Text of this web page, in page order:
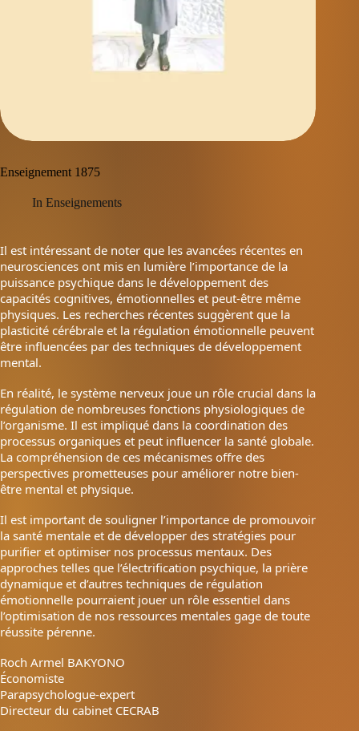
Enseignement 1875
In Enseignements
Il est intéressant de noter que les avancées récentes en
neurosciences ont mis en lumière l’importance de la
puissance psychique dans le développement des
capacités cognitives, émotionnelles et peut-être même
physiques. Les recherches récentes suggèrent que la
plasticité cérébrale et la régulation émotionnelle peuvent
être influencées par des techniques de développement
mental.
En réalité, le système nerveux joue un rôle crucial dans la
régulation de nombreuses fonctions physiologiques de
l’organisme. Il est impliqué dans la coordination des
processus organiques et peut influencer la santé globale.
La compréhension de ces mécanismes offre des
perspectives prometteuses pour améliorer notre bien-
être mental et physique.
Il est important de souligner l’importance de promouvoir
la santé mentale et de développer des stratégies pour
purifier et optimiser nos processus mentaux. Des
approches telles que l’électrification psychique, la prière
dynamique et d’autres techniques de régulation
émotionnelle pourraient jouer un rôle essentiel dans
l’optimisation de nos ressources mentales gage de toute
réussite pérenne.
Roch Armel BAKYONO
Économiste
Parapsychologue-expert
Directeur du cabinet CECRAB